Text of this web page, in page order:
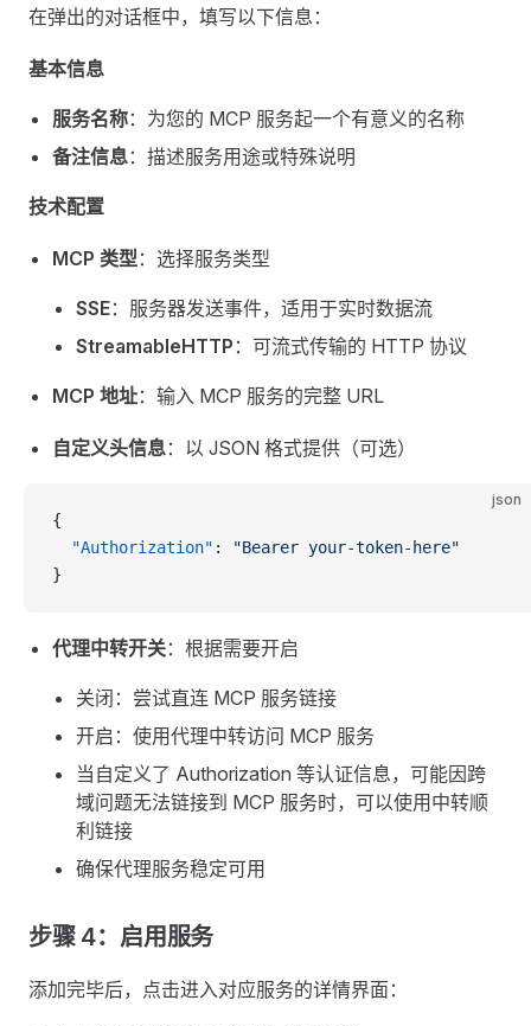
在弹出的对话框中，填写以下信息：
基本信息
服务名称：为您的 MCP 服务起一个有意义的名称
备注信息：描述服务用途或特殊说明
技术配置
MCP 类型：选择服务类型
SSE：服务器发送事件，适用于实时数据流
StreamableHTTP ：可流式传输的 HTTP 协议
MCP 地址：输入 MCP 服务的完整 URL
自定义头信息：以 JSON 格式提供（可选）
json
{
  "Authorization"
:
"Bearer your-token-here"
}
代理中转开关：根据需要开启
关闭：尝试直连 MCP 服务链接
开启：使用代理中转访问 MCP 服务
当自定义了 Authorization 等认证信息，可能因跨
域问题无法链接到 MCP 服务时，可以使用中转顺
利链接
确保代理服务稳定可用
步骤 4：启用服务
添加完毕后，点击进入对应服务的详情界面：